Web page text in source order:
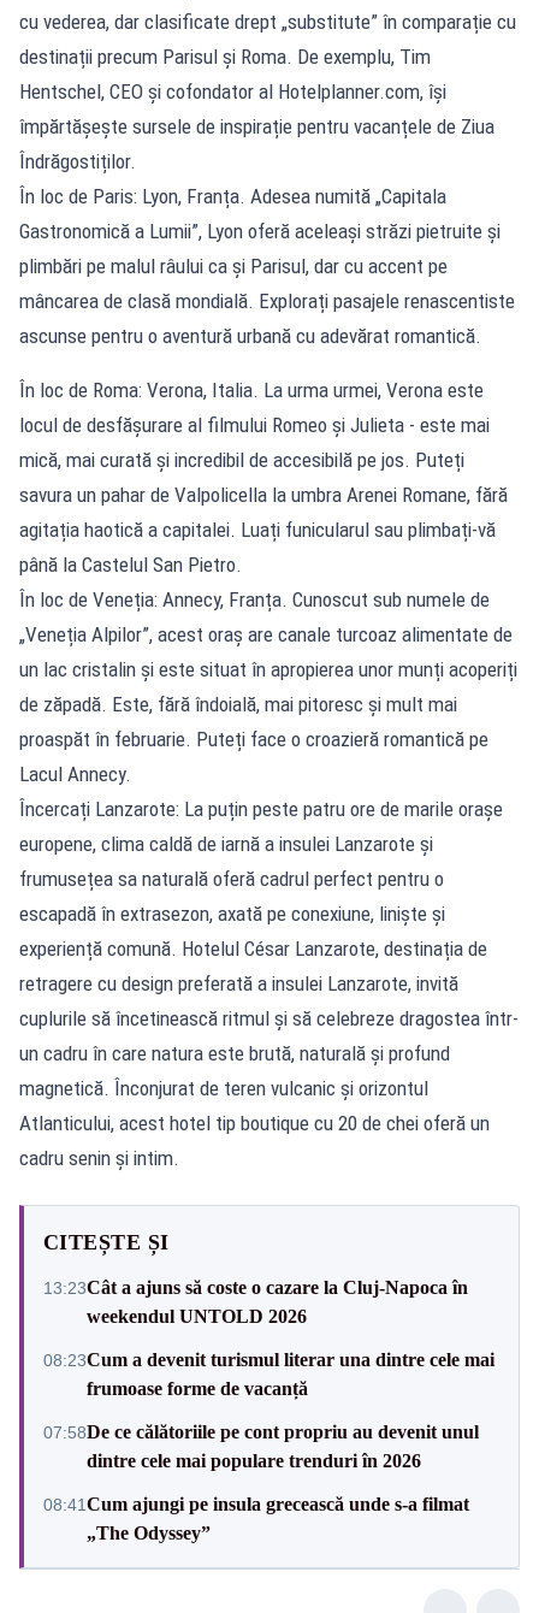
cu vederea, dar clasificate drept „substitute” în comparație cu
destinații precum Parisul și Roma. De exemplu, Tim
Hentschel, CEO și cofondator al Hotelplanner.com, își
împărtășește sursele de inspirație pentru vacanțele de Ziua
Îndrăgostiților.
În loc de Paris: Lyon, Franța. Adesea numită „Capitala
Gastronomică a Lumii”, Lyon oferă aceleași străzi pietruite și
plimbări pe malul râului ca și Parisul, dar cu accent pe
mâncarea de clasă mondială. Explorați pasajele renascentiste
ascunse pentru o aventură urbană cu adevărat romantică.
În loc de Roma: Verona, Italia. La urma urmei, Verona este
locul de desfășurare al filmului Romeo și Julieta - este mai
mică, mai curată și incredibil de accesibilă pe jos. Puteți
savura un pahar de Valpolicella la umbra Arenei Romane, fără
agitația haotică a capitalei. Luați funicularul sau plimbați-vă
până la Castelul San Pietro.
În loc de Veneția: Annecy, Franța. Cunoscut sub numele de
„Veneția Alpilor”, acest oraș are canale turcoaz alimentate de
un lac cristalin și este situat în apropierea unor munți acoperiți
de zăpadă. Este, fără îndoială, mai pitoresc și mult mai
proaspăt în februarie. Puteți face o croazieră romantică pe
Lacul Annecy.
Încercați Lanzarote: La puțin peste patru ore de marile orașe
europene, clima caldă de iarnă a insulei Lanzarote și
frumusețea sa naturală oferă cadrul perfect pentru o
escapadă în extrasezon, axată pe conexiune, liniște și
experiență comună. Hotelul César Lanzarote, destinația de
retragere cu design preferată a insulei Lanzarote, invită
cuplurile să încetinească ritmul și să celebreze dragostea într-
un cadru în care natura este brută, naturală și profund
magnetică. Înconjurat de teren vulcanic și orizontul
Atlanticului, acest hotel tip boutique cu 20 de chei oferă un
cadru senin și intim.
CITEȘTE ȘI
13:23Cât a ajuns să coste o cazare la Cluj-Napoca în
weekendul UNTOLD 2026
08:23Cum a devenit turismul literar una dintre cele mai
frumoase forme de vacanță
07:58De ce călătoriile pe cont propriu au devenit unul
dintre cele mai populare trenduri în 2026
08:41Cum ajungi pe insula grecească unde s-a filmat
„The Odyssey”